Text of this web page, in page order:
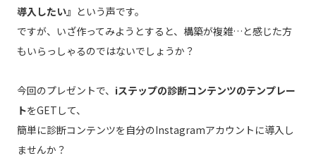
導入したい』 という声です。
ですが、いざ作ってみようとすると、構築が複雑…と感じた方
もいらっしゃるのではないでしょうか？
今回のプレゼントで、 iステップの診断コンテンツのテンプレー
トをGETして、
簡単に診断コンテンツを自分のInstagramアカウントに導入し
ませんか？